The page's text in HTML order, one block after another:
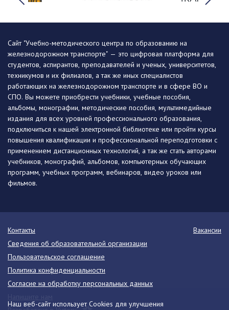
Наш веб-сайт использует Cookies для улучшения
Сайт "Учебно-методического центра по образованию на
железнодорожном транспорте" — это цифровая платформа для
студентов, аспирантов, преподавателей и ученых, университетов,
техникумов и их филиалов, а так же иных специалистов
работающих на железнодорожном транспорте и в сфере ВО и
СПО. Вы можете приобрести учебники, учебные пособия,
альбомы, монографии, методические пособия, мультимедийные
издания для всех уровней профессионального образования,
подключиться к нашей электронной библиотеке или пройти курсы
повышения квалификации и профессиональной переподготовки с
применением дистанционных технологий, а так же стать авторами
учебников, монографий, альбомов, компьютерных обучающих
программ, учебных программ, вебинаров, видео уроков или
фильмов.
Контакты
Вакансии
Сведения об образовательной организации
Пользовательское соглашение
Политика конфиденциальности
Согласие на обработку персональных данных